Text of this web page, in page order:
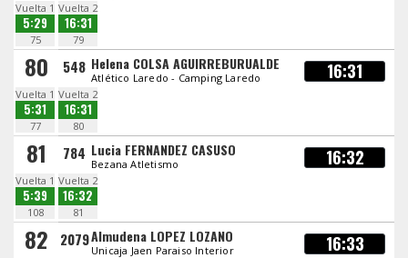
Vuelta 1
5:29
75
Vuelta 2
16:31
79
80 548 Helena COLSA AGUIRREBURUALDE
Atlético Laredo - Camping Laredo 16:31
Vuelta 1
5:31
77
Vuelta 2
16:31
80
81 784 Lucia FERNANDEZ CASUSO
Bezana Atletismo 16:32
Vuelta 1
5:39
108
Vuelta 2
16:32
81
82 2079Almudena LOPEZ LOZANO
Unicaja Jaen Paraiso Interior 16:33